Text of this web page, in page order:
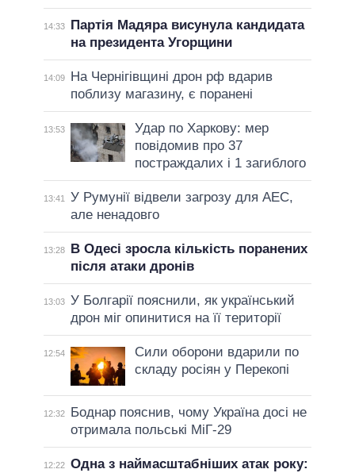
14:33
Партія Мадяра висунула кандидата
на президента Угорщини
14:09
На Чернігівщині дрон рф вдарив
поблизу магазину, є поранені
13:53
Удар по Харкову: мер
повідомив про 37
постраждалих і 1 загиблого
13:41
У Румунії відвели загрозу для АЕС,
але ненадовго
13:28
В Одесі зросла кількість поранених
після атаки дронів
13:03 У Болгарії пояснили, як український
дрон міг опинитися на її території
12:54
Сили оборони вдарили по
складу росіян у Перекопі
12:32
Боднар пояснив, чому Україна досі не
отримала польські МіГ-29
12:22 Одна з наймасштабніших атак року: